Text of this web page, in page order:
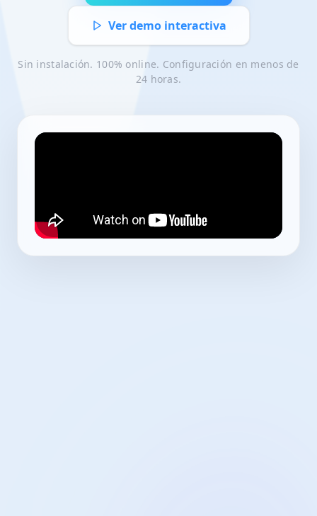
Ver demo interactiva
Sin instalación. 100% online. Configuración en menos de
24 horas.